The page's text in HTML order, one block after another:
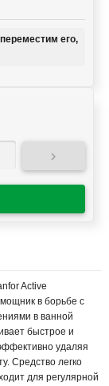
его,

Active
в борьбе с
в ванной
быстрое и
удаляя
Средство легко
для регулярной